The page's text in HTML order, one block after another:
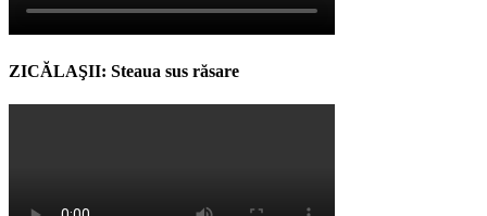
ZICĂLAŞII: Steaua sus răsare